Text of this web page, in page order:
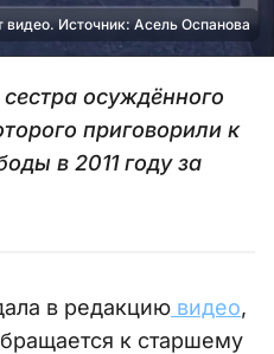
видео. Источник: Асель Оспанова
осуждённого
приговорили к
в 2011 году за
в редакцию видео,
к старшему